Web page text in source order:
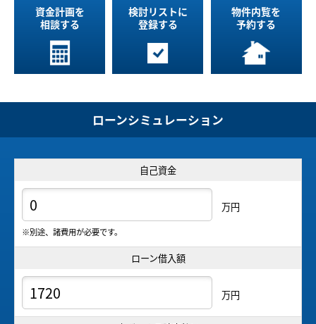
資金計画を
相談する
検討リストに
登録する
物件内覧を
予約する
ローンシミュレーション
自己資金
万円
※別途、諸費用が必要です。
ローン借入額
万円